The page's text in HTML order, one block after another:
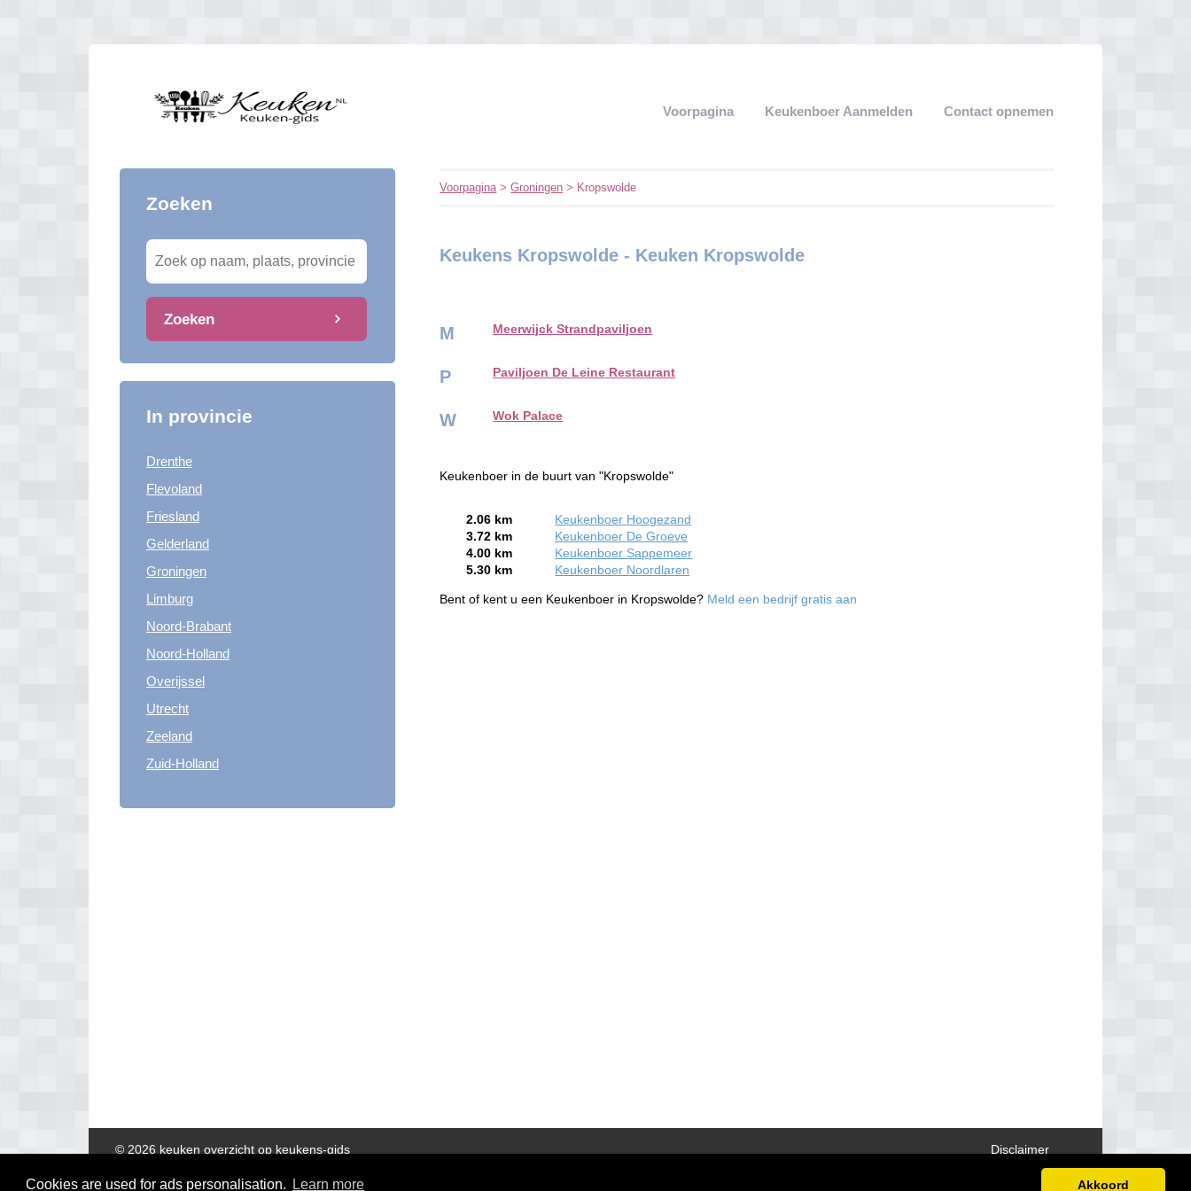
Cookies are used for ads personalisation. Learn more Akkoord
Voorpagina Keukenboer Aanmelden Contact opnemen
Zoeken
Zoeken
In provincie
Drenthe
Flevoland
Friesland
Gelderland
Groningen
Limburg
Noord-Brabant
Noord-Holland
Overijssel
Utrecht
Zeeland
Zuid-Holland
Voorpagina>Groningen > Kropswolde
Keukens Kropswolde - Keuken Kropswolde
M Meerwijck Strandpaviljoen
P Paviljoen De Leine Restaurant
W Wok Palace
Keukenboer in de buurt van "Kropswolde"
2.06 km
Keukenboer Hoogezand
3.72 km
Keukenboer De Groeve
4.00 km
Keukenboer Sappemeer
5.30 km
Keukenboer Noordlaren
Bent of kent u een Keukenboer in Kropswolde? Meld een bedrijf gratis aan
Disclaimer
© 2026 keuken overzicht op keukens-gids